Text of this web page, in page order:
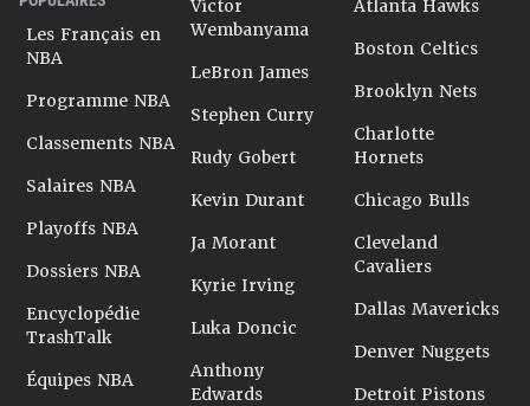
Les Français en
NBA
Programme NBA
Classements NBA
Salaires NBA
Playoffs NBA
Dossiers NBA
Encyclopédie
TrashTalk
Équipes NBA
Victor
Wembanyama
LeBron James
Stephen Curry
Rudy Gobert
Kevin Durant
Ja Morant
Kyrie Irving
Luka Doncic
Anthony
Edwards
Atlanta Hawks
Boston Celtics
Brooklyn Nets
Charlotte
Hornets
Chicago Bulls
Cleveland
Cavaliers
Dallas Mavericks
Denver Nuggets
Detroit Pistons